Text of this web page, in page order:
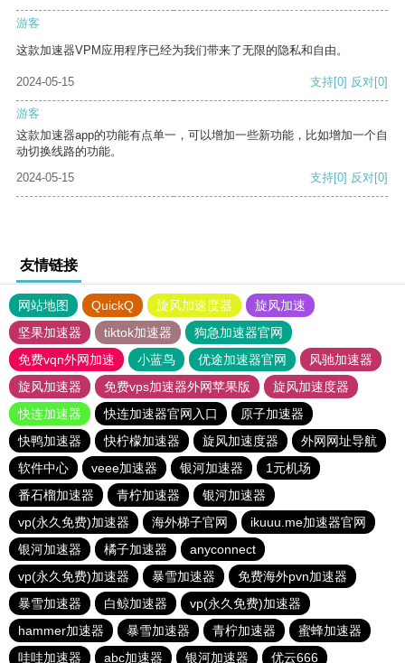
游客
这款加速器VPM应用程序已经为我们带来了无限的隐私和自由。
2024-05-15 支持[0] 反对[0]
游客
这款加速器app的功能有点单一，可以增加一些新功能，比如增加一个自
动切换线路的功能。
2024-05-15
支持[0] 反对[0]
友情链接
网站地图 QuickQ 旋风加速度器
旋风加速
坚果加速器
tiktok加速器
狗急加速器官网
免费vqn外网加速
小蓝鸟 优途加速器官网
风驰加速器
旋风加速器
免费vps加速器外网苹果版
旋风加速度器
快连加速器
快连加速器官网入口
原子加速器
快鸭加速器
快柠檬加速器 旋风加速度器
外网网址导航
软件中心
veee加速器 银河加速器
1元机场
番石榴加速器
青柠加速器
银河加速器
vp(永久免费)加速器
海外梯子官网
ikuuu.me加速器官网
银河加速器
橘子加速器
anyconnect
vp(永久免费)加速器
暴雪加速器
免费海外pvn加速器
暴雪加速器
白鲸加速器
vp(永久免费)加速器
hammer加速器
暴雪加速器 青柠加速器
蜜蜂加速器
哇哇加速器
abc加速器 银河加速器 优云666